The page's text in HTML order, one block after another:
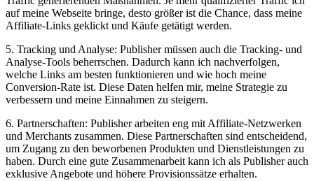
auf meine Webseite bringe, desto größer ist die Chance, dass meine
Affiliate-Links geklickt und Käufe getätigt werden.
5. Tracking und Analyse: Publisher müssen auch die Tracking- und
Analyse-Tools beherrschen. Dadurch kann ich nachverfolgen,
welche Links am besten funktionieren und wie hoch meine
Conversion-Rate ist. Diese Daten helfen mir, meine Strategie zu
verbessern und meine Einnahmen zu steigern.
6. Partnerschaften: Publisher arbeiten eng mit Affiliate-Netzwerken
und Merchants zusammen. Diese Partnerschaften sind entscheidend,
um Zugang zu den beworbenen Produkten und Dienstleistungen zu
haben. Durch eine gute Zusammenarbeit kann ich als Publisher auch
exklusive Angebote und höhere Provisionssätze erhalten.